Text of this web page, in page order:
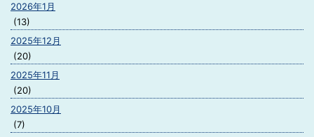
2026年1月
(13)
2025年12月
(20)
2025年11月
(20)
2025年10月
(7)